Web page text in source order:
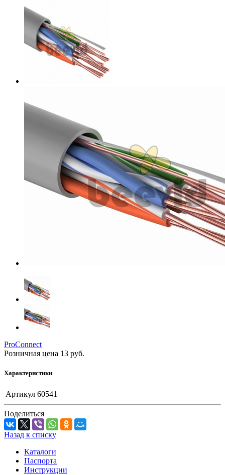
ProConnect
Розничная цена 13 руб.
Характеристики
Артикул 60541
Поделиться
Назад к списку
Каталоги
Паспорта
Инструкции